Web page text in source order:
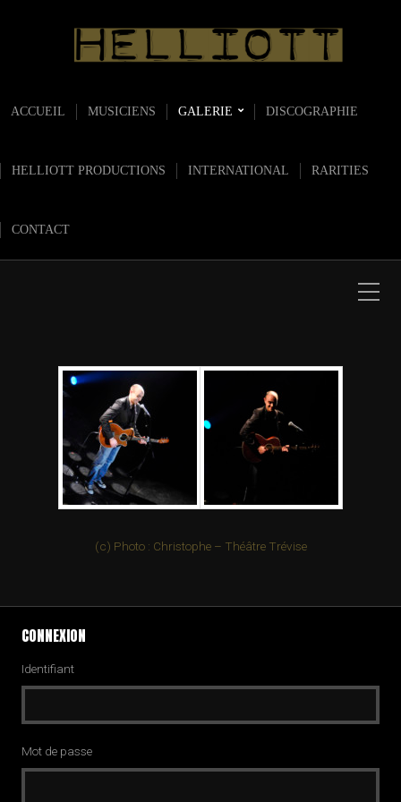
ACCUEIL MUSICIENS GALERIE DISCOGRAPHIE
HELLIOTT PRODUCTIONS INTERNATIONAL RARITIES
CONTACT
(c) Photo : Christophe – Théâtre Trévise
CONNEXION
Identifiant
Mot de passe